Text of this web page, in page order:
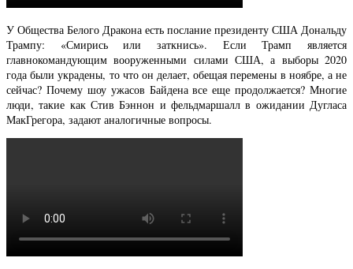
У Общества Белого Дракона есть послание президенту США Дональду
Трампу: «Смирись или заткнись». Если Трамп является
главнокомандующим вооруженными силами США, а выборы 2020
года были украдены, то что он делает, обещая перемены в ноябре, а не
сейчас? Почему шоу ужасов Байдена все еще продолжается? Многие
люди, такие как Стив Бэннон и фельдмаршалл в ожидании Дугласа
МакГрегора, задают аналогичные вопросы.